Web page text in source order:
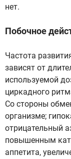
нет.
Побочное
Частота
зависят от
используемой
циркадного
Со стороны
организме;
отрицательный
повышенным
аппетита,